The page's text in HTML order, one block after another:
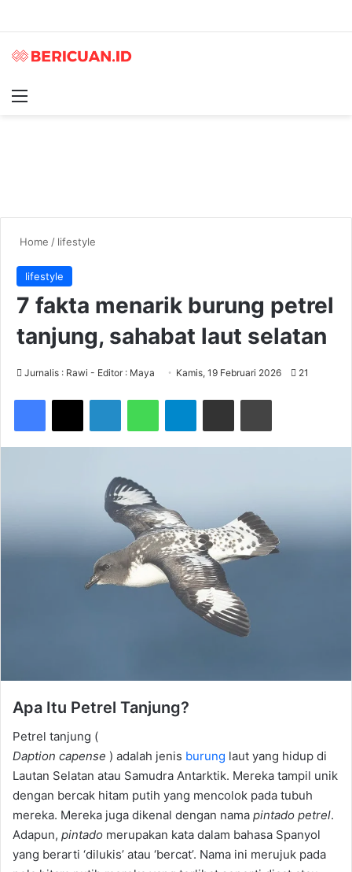
Home / lifestyle
lifestyle
7 fakta menarik burung petrel
tanjung, sahabat laut selatan
Jurnalis : Rawi - Editor : Maya Kamis, 19 Februari 2026 21
Telegram
Apa Itu Petrel Tanjung?
Petrel tanjung (
Daption capense ) adalah jenis burung laut yang hidup di
Lautan Selatan atau Samudra Antarktik. Mereka tampil unik
dengan bercak hitam putih yang mencolok pada tubuh
mereka. Mereka juga dikenal dengan nama pintado petrel.
Adapun, pintado merupakan kata dalam bahasa Spanyol
yang berarti ‘dilukis’ atau ‘bercat’. Nama ini merujuk pada